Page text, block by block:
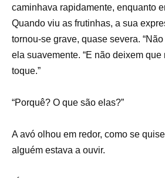
caminhava rapidamente, enquanto
Quando viu as frutinhas, a sua
tornou-se grave, quase severa.
ela suavemente. “E não deixem
toque.”
“Porquê? O que são elas?”
A avó olhou em redor, como se
alguém estava a ouvir.